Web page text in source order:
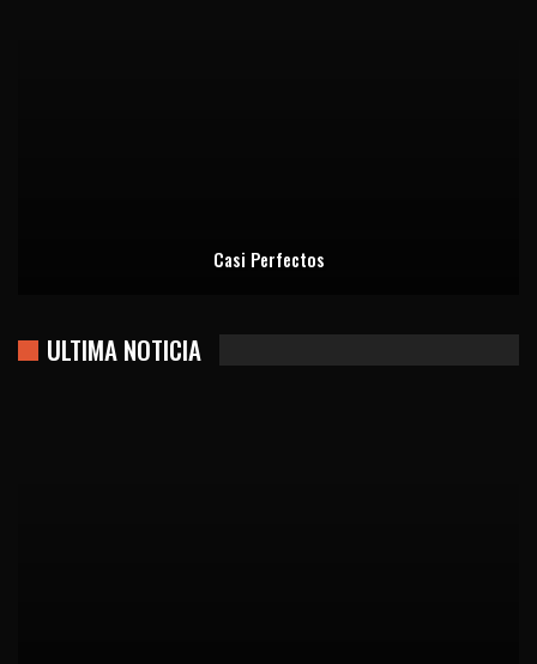
Casi Perfectos
ULTIMA NOTICIA